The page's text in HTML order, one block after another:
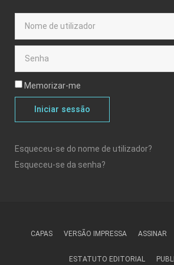
Memorizar-me
Iniciar sessão
Esqueceu-se do nome de utilizador?
Esqueceu-se da senha?
CAPAS VERSÃO IMPRESSA ASSINAR
ESTATUTO EDITORIAL